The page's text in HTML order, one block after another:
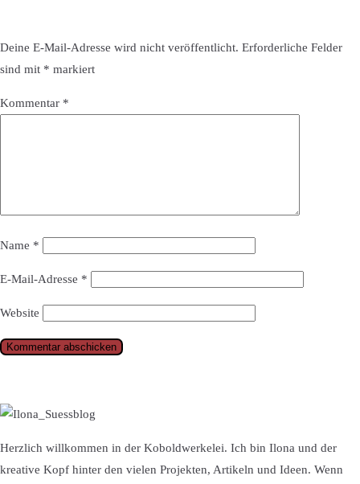
Deine E-Mail-Adresse wird nicht veröffentlicht. Erforderliche Felder
sind mit * markiert
Kommentar *
Name *
E-Mail-Adresse *
Website
Herzlich willkommen in der Koboldwerkelei. Ich bin Ilona und der
kreative Kopf hinter den vielen Projekten, Artikeln und Ideen. Wenn